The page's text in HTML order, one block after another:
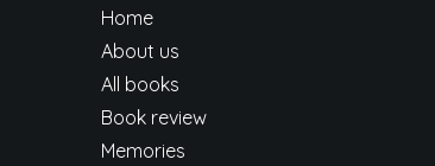
Home
About us
All books
Book review
Memories